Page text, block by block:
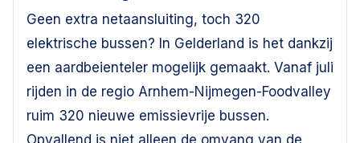
Geen extra netaansluiting, toch 320
elektrische bussen? In Gelderland is het dankzij
een aardbeienteler mogelijk gemaakt. Vanaf juli
rijden in de regio Arnhem-Nijmegen-Foodvalley
ruim 320 nieuwe emissievrije bussen.
Opvallend is niet alleen de omvang van de